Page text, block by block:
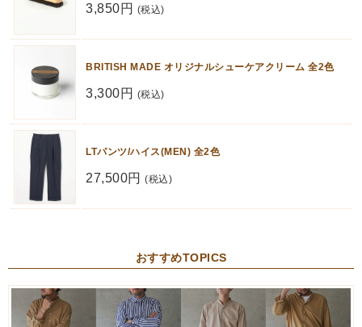
3,850円 (税込)
BRITISH MADE オリジナルシューケアクリーム 全2色
3,300円 (税込)
LTパンツ/ハイス(MEN) 全2色
27,500円 (税込)
おすすめTOPICS